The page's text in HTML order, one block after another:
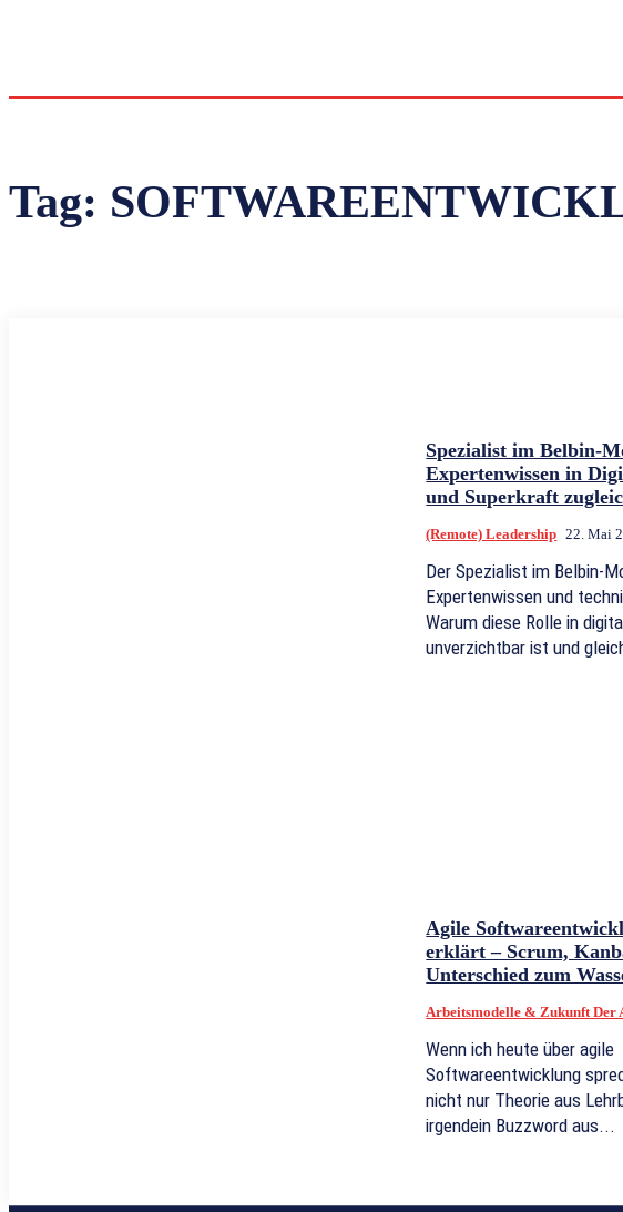
Tag:
Spezialist im Belbin-
Expertenwissen in
und Superkraft
(Remote) Leadership 22. Mai
Der Spezialist im Belbin-
Expertenwissen und
Warum diese Rolle in
unverzichtbar ist und
Agile
erklärt – Scrum,
Unterschied zum
Arbeitsmodelle & Zukunft Der
Wenn ich heute über agile
Softwareentwicklung
nicht nur Theorie aus
irgendein Buzzword aus...